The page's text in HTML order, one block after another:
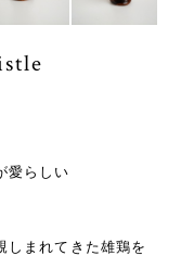
愛らしい
まれてきた雄鶏を